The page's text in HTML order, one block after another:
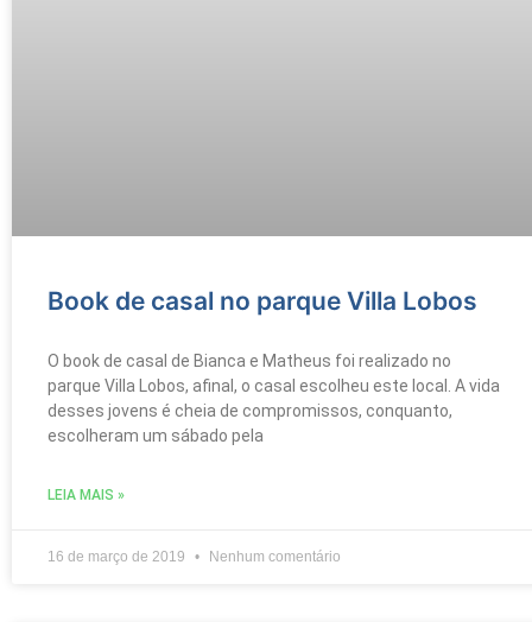
Book de casal no parque Villa Lobos
O book de casal de Bianca e Matheus foi realizado no
parque Villa Lobos, afinal, o casal escolheu este local. A vida
desses jovens é cheia de compromissos, conquanto,
escolheram um sábado pela
LEIA MAIS »
16 de março de 2019 Nenhum comentário